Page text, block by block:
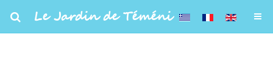
Le Jardin de Téméni